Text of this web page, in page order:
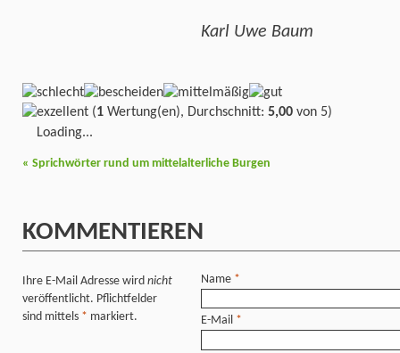
Karl Uwe Baum
(1 Wertung(en), Durchschnitt: 5,00 von 5)
Loading...
« Sprichwörter rund um mittelalterliche Burgen
KOMMENTIEREN
Ihre E-Mail Adresse wird nicht
veröffentlicht. Pflichtfelder
sind mittels * markiert.
Name *
E-Mail *